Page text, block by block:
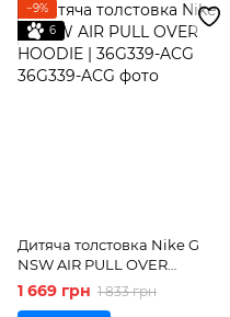
−9%
6
Дитяча толстовка Nike G
NSW AIR PULL OVER
HOODIE | 36G339-ACG
1 669 грн 1 833 грн